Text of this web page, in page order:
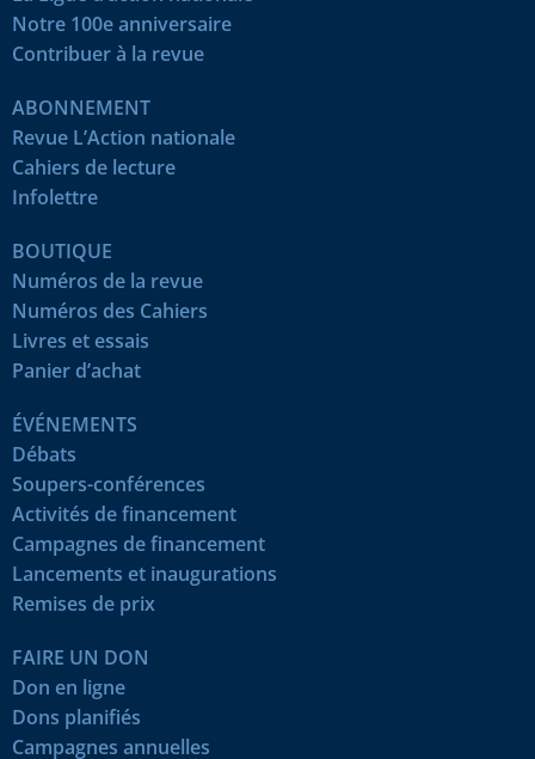
Notre 100e anniversaire
Contribuer à la revue
ABONNEMENT
Revue L’Action nationale
Cahiers de lecture
Infolettre
BOUTIQUE
Numéros de la revue
Numéros des Cahiers
Livres et essais
Panier d’achat
ÉVÉNEMENTS
Débats
Soupers-conférences
Activités de financement
Campagnes de financement
Lancements et inaugurations
Remises de prix
FAIRE UN DON
Don en ligne
Dons planifiés
Campagnes annuelles